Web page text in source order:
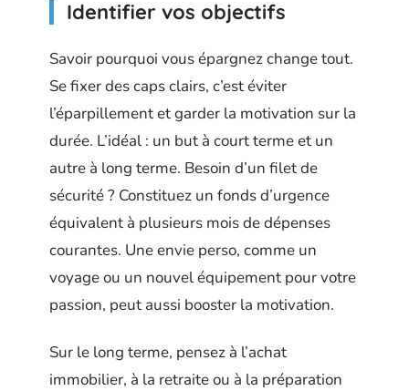
Identifier vos objectifs
Savoir pourquoi vous épargnez change tout.
Se fixer des caps clairs, c’est éviter
l’éparpillement et garder la motivation sur la
durée. L’idéal : un but à court terme et un
autre à long terme. Besoin d’un filet de
sécurité ? Constituez un fonds d’urgence
équivalent à plusieurs mois de dépenses
courantes. Une envie perso, comme un
voyage ou un nouvel équipement pour votre
passion, peut aussi booster la motivation.
Sur le long terme, pensez à l’achat
immobilier, à la retraite ou à la préparation